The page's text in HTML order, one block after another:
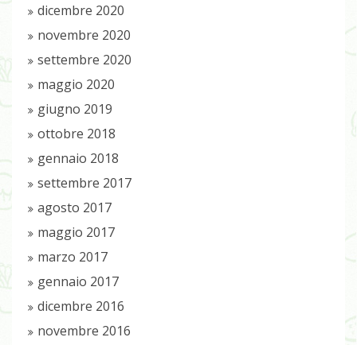
dicembre 2020
novembre 2020
settembre 2020
maggio 2020
giugno 2019
ottobre 2018
gennaio 2018
settembre 2017
agosto 2017
maggio 2017
marzo 2017
gennaio 2017
dicembre 2016
novembre 2016